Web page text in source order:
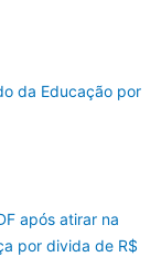
da Educação por
após atirar na
por divida de R$